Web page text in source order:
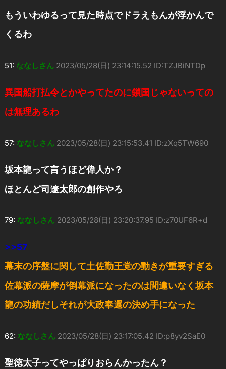
もういわゆるって見た時点でドラえもんが浮かんで
くるわ
51: ななしさん 2023/05/28(日) 23:14:15.52 ID:TZJBiNTDp
異国船打払令とかやってたのに鎖国じゃないっての
は無理あるわ
57: ななしさん 2023/05/28(日) 23:15:53.41 ID:zXq5TW690
坂本龍って言うほど偉人か？
ほとんど司遼太郎の創作やろ
79: ななしさん 2023/05/28(日) 23:20:37.95 ID:z70UF6R+d
>>57
幕末の序盤に関して土佐勤王党の動きが重要すぎる
佐幕派の薩摩が倒幕派になったのは間違いなく坂本
龍の功績だしそれが大政奉還の決め手になった
62: ななしさん 2023/05/28(日) 23:17:05.42 ID:p8yv2SaE0
聖徳太子ってやっぱりおらんかったん？